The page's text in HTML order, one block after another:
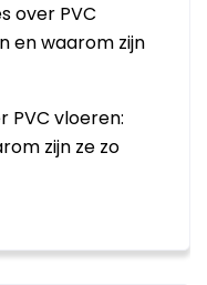
over PVC
en waarom zijn
PVC vloeren:
zijn ze zo